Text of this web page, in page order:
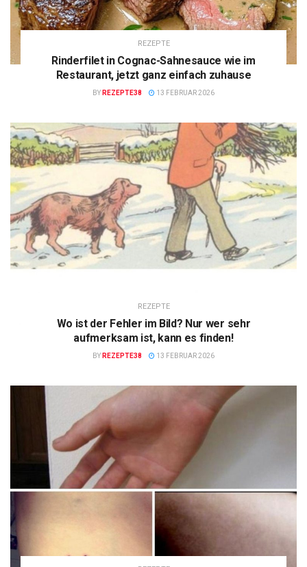
REZEPTE
Rinderfilet in Cognac-Sahnesauce wie im
Restaurant, jetzt ganz einfach zuhause
BY REZEPTE38 13 FEBRUAR 2026
REZEPTE
Wo ist der Fehler im Bild? Nur wer sehr
aufmerksam ist, kann es finden!
BY REZEPTE38 13 FEBRUAR 2026